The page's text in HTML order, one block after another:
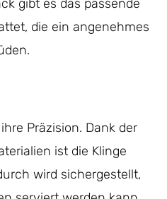
gibt es das passende
die ein angenehmes
Präzision. Dank der
ist die Klinge
wird sichergestellt,